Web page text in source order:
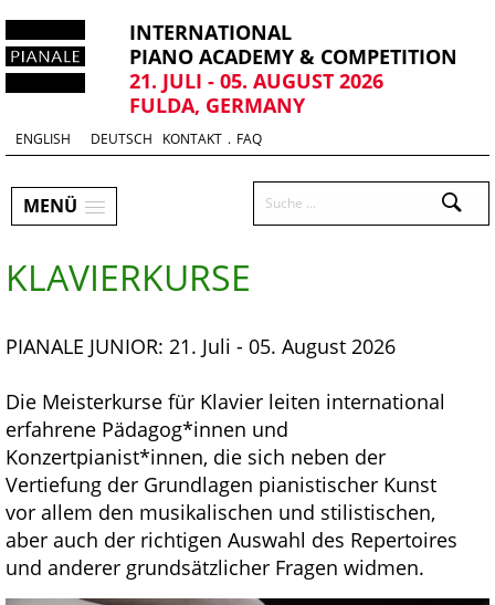
INTERNATIONAL
PIANO ACADEMY & COMPETITION
21. JULI - 05. AUGUST 2026
FULDA, GERMANY
Select
your
ENGLISH DEUTSCH KONTAKT . FAQ
MENÜ Suchen
KLAVIERKURSE
PIANALE JUNIOR: 21. Juli - 05. August 2026
Die Meisterkurse für Klavier leiten international
erfahrene Pädagog*innen und
Konzertpianist*innen, die sich neben der
Vertiefung der Grundlagen pianistischer Kunst
vor allem den musikalischen und stilistischen,
aber auch der richtigen Auswahl des Repertoires
und anderer grundsätzlicher Fragen widmen.